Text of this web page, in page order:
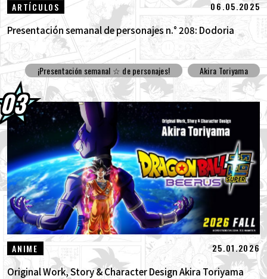
ARTÍCULOS 06.05.2025
Presentación semanal de personajes n.° 208: Dodoria
¡Presentación semanal ☆ de personajes! Akira Toriyama
ANIME 25.01.2026
Original Work, Story & Character Design Akira Toriyama